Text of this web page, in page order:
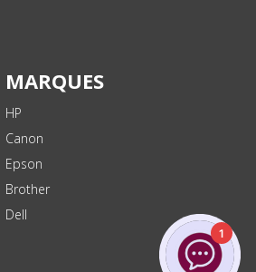
MARQUES
HP
Canon
Epson
Brother
Dell
1